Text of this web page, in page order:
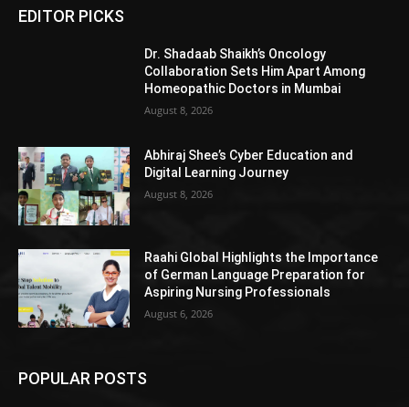
EDITOR PICKS
Dr. Shadaab Shaikh’s Oncology
Collaboration Sets Him Apart Among
Homeopathic Doctors in Mumbai
August 8, 2026
Abhiraj Shee’s Cyber Education and
Digital Learning Journey
August 8, 2026
Raahi Global Highlights the Importance
of German Language Preparation for
Aspiring Nursing Professionals
August 6, 2026
POPULAR POSTS